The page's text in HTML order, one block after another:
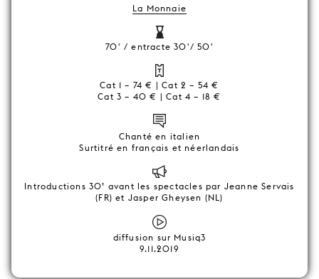
La Monnaie
70' / entracte 30'/ 50'
Cat 1 – 74 € | Cat 2 – 54 €
Cat 3 – 40 € | Cat 4 – 18 €
Chanté en italien
Surtitré en français et néerlandais
Introductions 30’ avant les spectacles par Jeanne Servais
(FR) et Jasper Gheysen (NL)
diffusion sur Musiq3
9.11.2019